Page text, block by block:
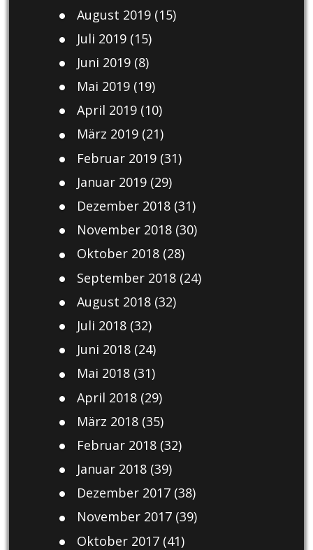
August 2019(15)
Juli 2019(15)
Juni 2019(8)
Mai 2019(19)
April 2019(10)
März 2019(21)
Februar 2019(31)
Januar 2019(29)
Dezember 2018(31)
November 2018(30)
Oktober 2018(28)
September 2018(24)
August 2018(32)
Juli 2018(32)
Juni 2018(24)
Mai 2018(31)
April 2018(29)
März 2018(35)
Februar 2018(32)
Januar 2018(39)
Dezember 2017(38)
November 2017(39)
Oktober 2017(41)